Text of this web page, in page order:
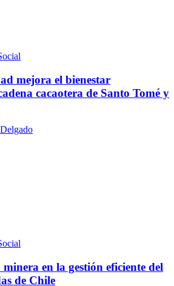
mejora el bienestar
cacaotera de Santo Tomé y
en la gestión eficiente del
de Chile